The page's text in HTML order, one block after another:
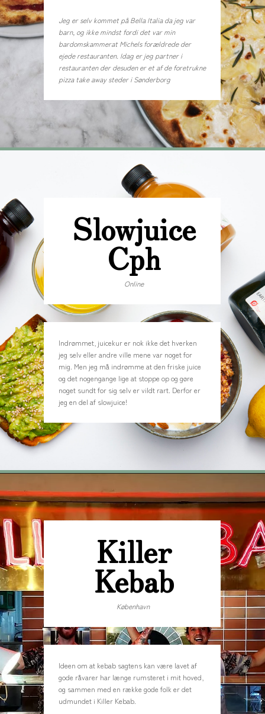
Jeg er selv kommet på Bella Italia da jeg var
barn, og ikke mindst fordi det var min
bardomskammerat Michels forældrede der
ejede restauranten. Idag er jeg partner i
restauranten der desuden er et af de foretrukne
pizza take away steder i Sønderborg
Slowjuice
Cph
Online
Indrømmet, juicekur er nok ikke det hverken
jeg selv eller andre ville mene var noget for
mig. Men jeg må indrømme at den friske juice
og det nogengange lige at stoppe op og gøre
noget sundt for sig selv er vildt rart. Derfor er
jeg en del af slowjuice!
Killer
Kebab
København
Ideen om at kebab sagtens kan være lavet af
gode råvarer har længe rumsteret i mit hoved,
og sammen med en række gode folk er det
udmundet i Killer Kebab.